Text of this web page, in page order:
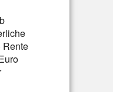
Rente